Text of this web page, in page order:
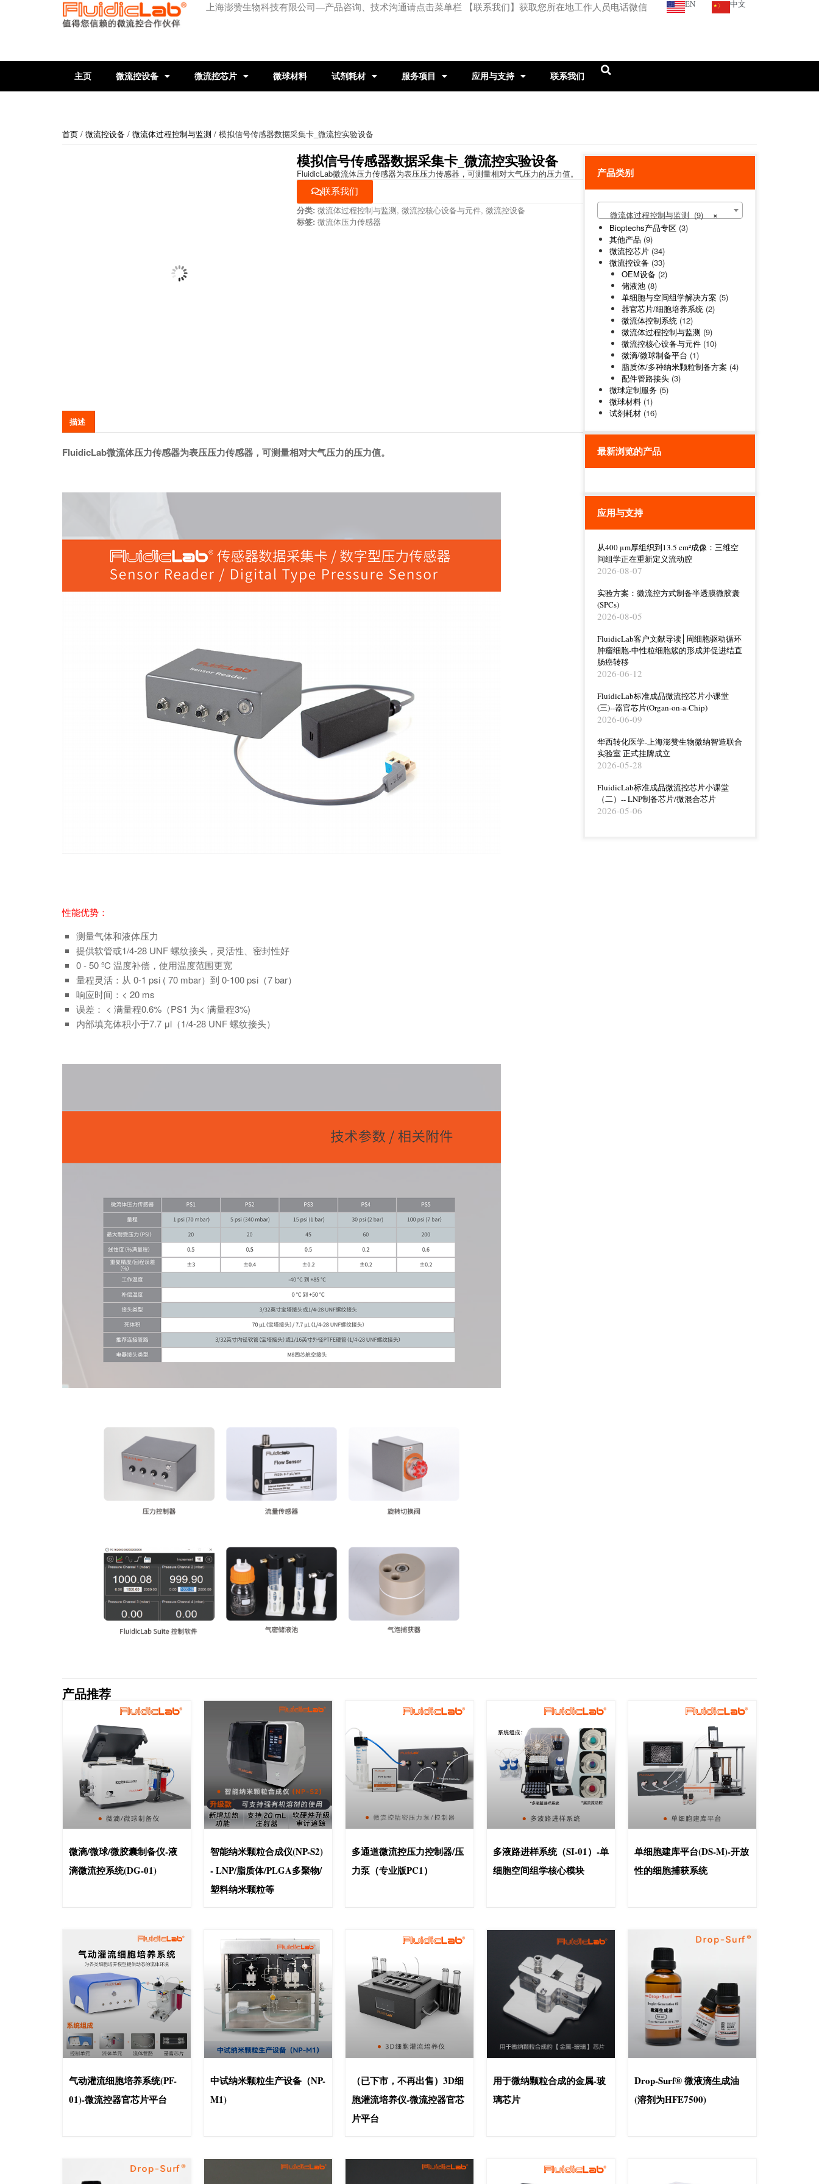
上海澎赞生物科技有限公司—产品咨询、技术沟通请点击菜单栏 【联系我们】获取您所在地工作人员电话微信 EN 中文
主页 微流控设备 微流控芯片 微球材料 试剂耗材 服务项目 应用与支持 联系我们
首页 / 微流控设备 / 微流体过程控制与监测 / 模拟信号传感器数据采集卡_微流控实验设备
模拟信号传感器数据采集卡_微流控实验设备
FluidicLab微流体压力传感器为表压压力传感器，可测量相对大气压力的压力值。
联系我们
分类: 微流体过程控制与监测, 微流控核心设备与元件, 微流控设备
标签: 微流体压力传感器
描述
FluidicLab微流体压力传感器为表压压力传感器，可测量相对大气压力的压力值。
性能优势：
测量气体和液体压力
提供软管或1/4-28 UNF 螺纹接头，灵活性、密封性好
0 - 50 ºC 温度补偿，使用温度范围更宽
量程灵活：从 0-1 psi ( 70 mbar）到 0-100 psi（7 bar）
响应时间：< 20 ms
误差： < 满量程0.6%（PS1 为< 满量程3%)
内部填充体积小于7.7 μl（1/4-28 UNF 螺纹接头）
产品类别
×
微流体过程控制与监测 (9)
Bioptechs产品专区 (3)
其他产品 (9)
微流控芯片 (34)
微流控设备 (33)
OEM设备 (2)
储液池 (8)
单细胞与空间组学解决方案 (5)
器官芯片/细胞培养系统 (2)
微流体控制系统 (12)
微流体过程控制与监测 (9)
微流控核心设备与元件 (10)
微滴/微球制备平台 (1)
脂质体/多种纳米颗粒制备方案 (4)
配件管路接头 (3)
微球定制服务 (5)
微球材料 (1)
试剂耗材 (16)
最新浏览的产品
应用与支持
从400 μm厚组织到13.5 cm²成像：三维空
间组学正在重新定义流动腔
2026-08-07
实验方案：微流控方式制备半透膜微胶囊
(SPCs)
2026-08-05
FluidicLab客户文献导读│周细胞驱动循环
肿瘤细胞-中性粒细胞簇的形成并促进结直
肠癌转移
2026-06-12
FluidicLab标准成品微流控芯片小课堂
(三)--器官芯片(Organ-on-a-Chip)
2026-06-09
华西转化医学-上海澎赞生物微纳智造联合
实验室 正式挂牌成立
2026-05-28
FluidicLab标准成品微流控芯片小课堂
（二）-- LNP制备芯片/微混合芯片
2026-05-06
产品推荐
微滴/微球/微胶囊制备仪-液
滴微流控系统(DG-01)
智能纳米颗粒合成仪(NP-S2)
- LNP/脂质体/PLGA多聚物/
塑料纳米颗粒等
多通道微流控压力控制器/压
力泵（专业版PC1）
多液路进样系统（SI-01）-单
细胞空间组学核心模块
单细胞建库平台(DS-M)-开放
性的细胞捕获系统
气动灌流细胞培养系统(PF-
01)-微流控器官芯片平台
中试纳米颗粒生产设备（NP-
M1)
（已下市，不再出售）3D细
胞灌流培养仪-微流控器官芯
片平台
用于微纳颗粒合成的金属-玻
璃芯片
Drop-Surf® 微液滴生成油
(溶剂为HFE7500)